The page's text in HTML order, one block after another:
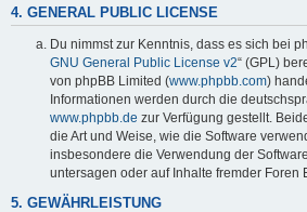
4. GENERAL PUBLIC LICENSE
Du nimmst zur Kenntnis, dass es sich bei
GNU General Public License v2“ (GPL)
von phpBB Limited (www.phpbb.com)
Informationen werden durch die
www.phpbb.de zur Verfügung gestellt.
die Art und Weise, wie die Software
insbesondere die Verwendung der
untersagen oder auf Inhalte fremder Foren
5. GEWÄHRLEISTUNG